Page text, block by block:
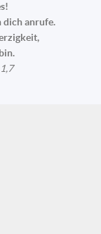
dich anrufe.